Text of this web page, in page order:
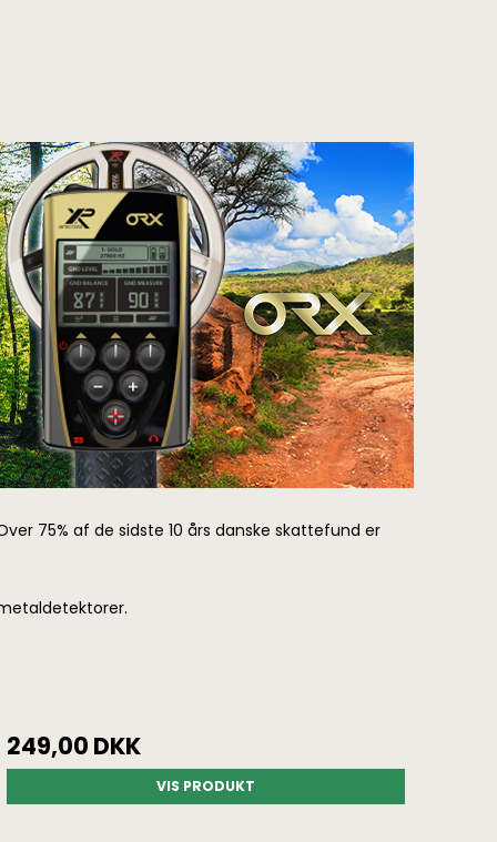
75% af de sidste 10 års danske skattefund er
249,00 DKK
VIS PRODUKT